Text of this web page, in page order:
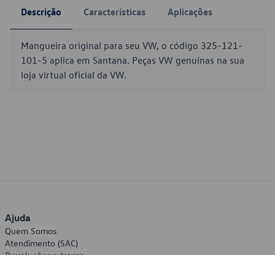
Descrição Características Aplicações
Mangueira original para seu VW, o código 325-121-
101-5 aplica em Santana. Peças VW genuínas na sua
loja virtual oficial da VW.
Ajuda
Quem Somos
Atendimento (SAC)